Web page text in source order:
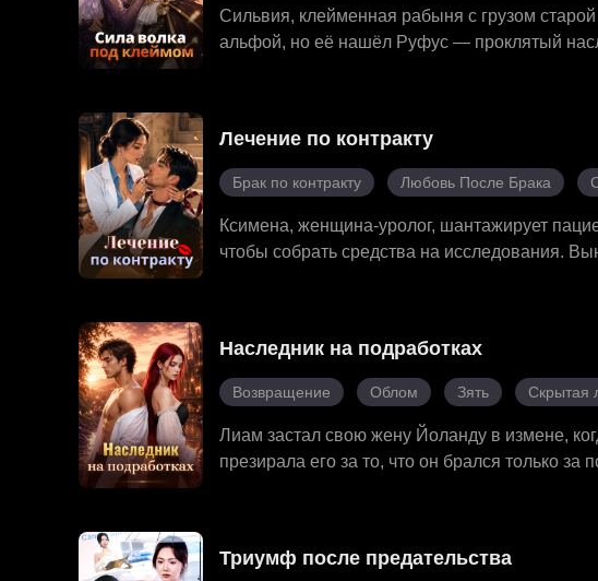
Сильвия, клейменная рабыня с грузом
альфой, но её нашёл Руфус — проклятый
сражения, пока не раскроет правду об
трон империи...
Лечение по контракту
Брак по контракту Любовь После Брака
Ксимена, женщина-уролог, шантажирует
чтобы собрать средства на исследования.
настоящими, рождая сладкий и неожиданный
Наследник на подработках
Возвращение Облом Зять Скрытая
Лиам застал свою жену Йоланду в измене,
презирала его за то, что он брался только
криминального мира, поклялся ему в
Триумф после предательства